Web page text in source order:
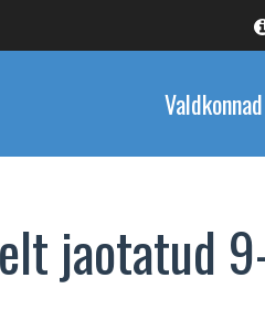
Valdkonnad
jaotatud